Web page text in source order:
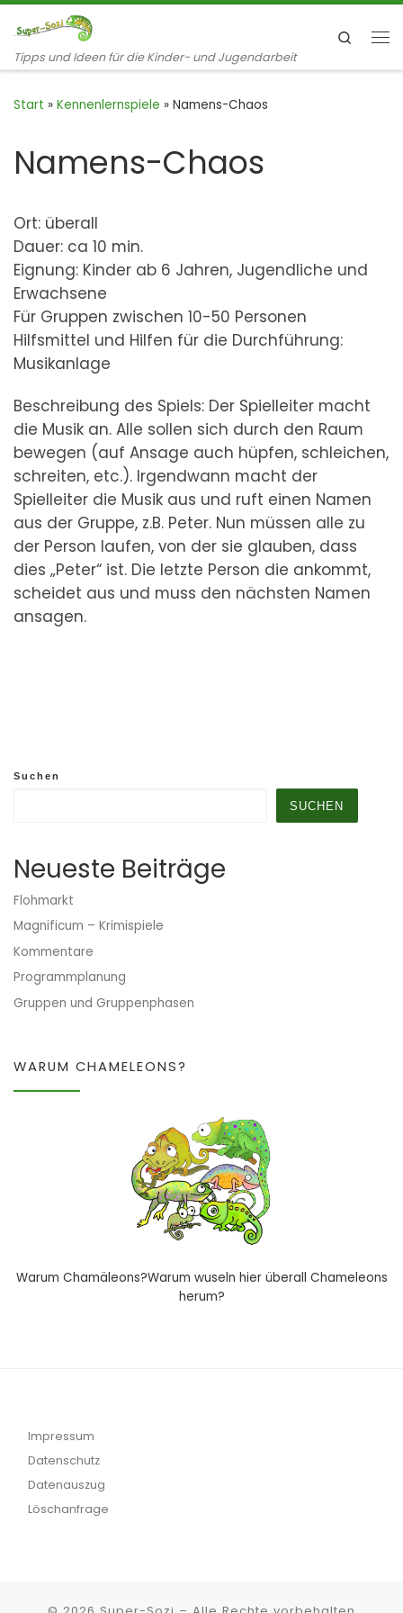
Zum Inhalt springen
Tipps und Ideen für die Kinder- und Jugendarbeit
Search
Start » Kennenlernspiele » Namens-Chaos
Namens-Chaos
Ort: überall
Dauer: ca 10 min.
Eignung: Kinder ab 6 Jahren, Jugendliche und
Erwachsene
Für Gruppen zwischen 10-50 Personen
Hilfsmittel und Hilfen für die Durchführung:
Musikanlage
Beschreibung des Spiels: Der Spielleiter macht
die Musik an. Alle sollen sich durch den Raum
bewegen (auf Ansage auch hüpfen, schleichen,
schreiten, etc.). Irgendwann macht der
Spielleiter die Musik aus und ruft einen Namen
aus der Gruppe, z.B. Peter. Nun müssen alle zu
der Person laufen, von der sie glauben, dass
dies „Peter“ ist. Die letzte Person die ankommt,
scheidet aus und muss den nächsten Namen
ansagen.
Suchen
SUCHEN
Neueste Beiträge
Flohmarkt
Magnificum – Krimispiele
Kommentare
Programmplanung
Gruppen und Gruppenphasen
WARUM CHAMELEONS?
Warum Chamäleons?Warum wuseln hier überall Chameleons
herum?
Impressum
Datenschutz
Datenauszug
Löschanfrage